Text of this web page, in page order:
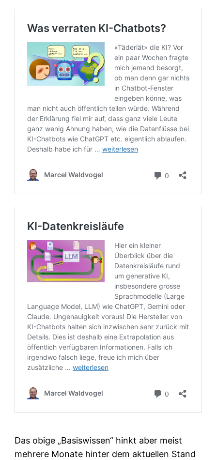
Das obige „Basiswissen“ hinkt aber meist
mehrere Monate hinter dem aktuellen Stand